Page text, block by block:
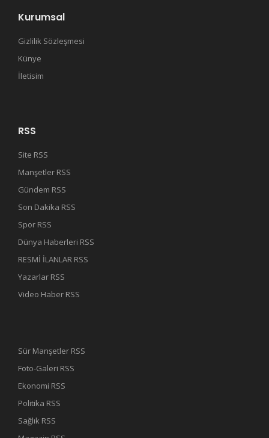
Kurumsal
Gizlilik Sözleşmesi
Künye
İletisim
RSS
Site RSS
Manşetler RSS
Gündem RSS
Son Dakika RSS
Spor RSS
Dünya Haberleri RSS
RESMİ İLANLAR RSS
Yazarlar RSS
Video Haber RSS
Sür Manşetler RSS
Foto-Galeri RSS
Ekonomi RSS
Politika RSS
Sağlık RSS